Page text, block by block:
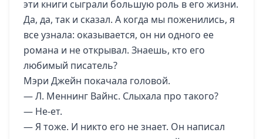
эти книги сыграли большую роль в его жизни.
Да, да, так и сказал. А когда мы поженились, я
все узнала: оказывается, он ни одного ее
романа и не открывал. Знаешь, кто его
любимый писатель?
Мэри Джейн покачала головой.
— Л. Меннинг Вайнс. Слыхала про такого?
— Не-ет.
— Я тоже. И никто его не знает. Он написал